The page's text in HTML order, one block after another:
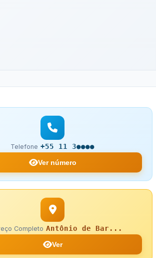
Telefone +55 11 3●●●●
Ver número
Completo Antônio de Bar...
Ver